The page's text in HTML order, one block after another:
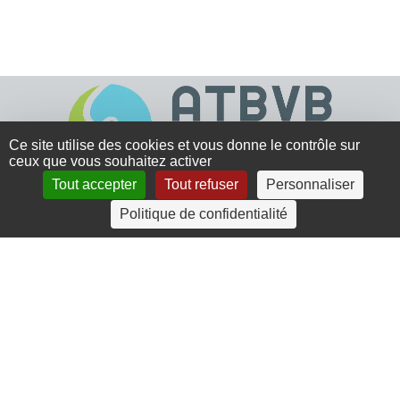
4 rue Crec’h-Ugen
22810 Belle Isle en Terre
Ce site utilise des cookies et vous donne le contrôle sur
ceux que vous souhaitez activer
Tout accepter
Tout refuser
Personnaliser
Politique de confidentialité